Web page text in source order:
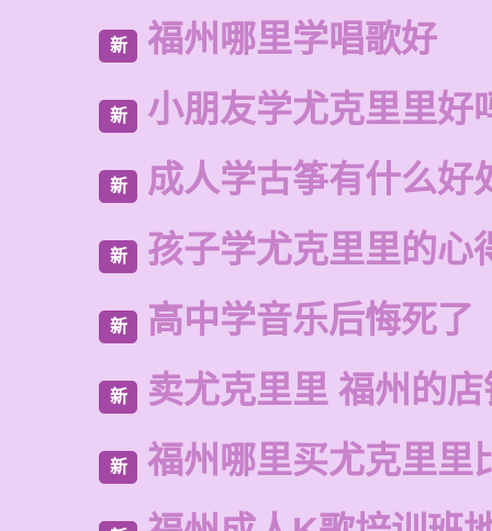
新 福州哪里学唱歌好
新 小朋友学尤克里里好
新 成人学古筝有什么好
新 孩子学尤克里里的心
新 高中学音乐后悔死了
新 卖尤克里里 福州的店
新 福州哪里买尤克里里